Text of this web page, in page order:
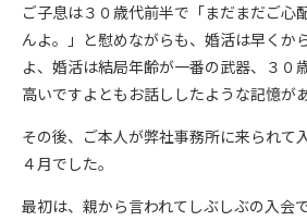
ご子息は３０歳代前半で「まだまだご心
んよ。」と慰めながらも、婚活は早くか
よ、婚活は結局年齢が一番の武器、３０
高いですよともお話ししたような記憶が
その後、ご本人が弊社事務所に来られて
４月でした。
最初は、親から言われてしぶしぶの入会